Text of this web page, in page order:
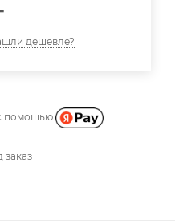
дешевле?
помощью
заказ